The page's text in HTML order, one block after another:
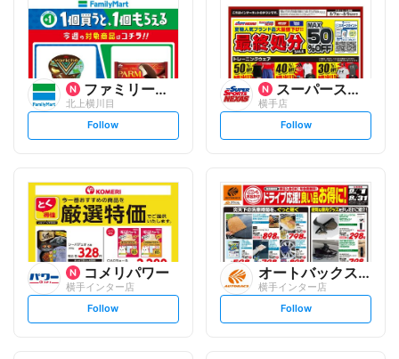
ファミリーマート
北上横川目
s
t
l
o
w
Follow
スーパースポーツネクサス
横手店
s
t
l
o
w
Follow
コメリパワー
横手インター店
s
t
Follow
オートバックスグループ
横手インター店
s
t
Follow